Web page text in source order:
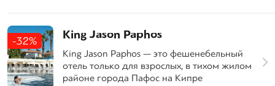
-32% King Jason Paphos
King Jason Paphos — это фешенебельный
отель только для взрослых, в тихом жилом
районе города Пафос на Кипре